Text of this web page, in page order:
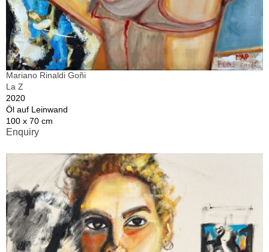
Mariano Rinaldi Goñi
La Z
2020
Öl auf Leinwand
100 x 70 cm
Enquiry